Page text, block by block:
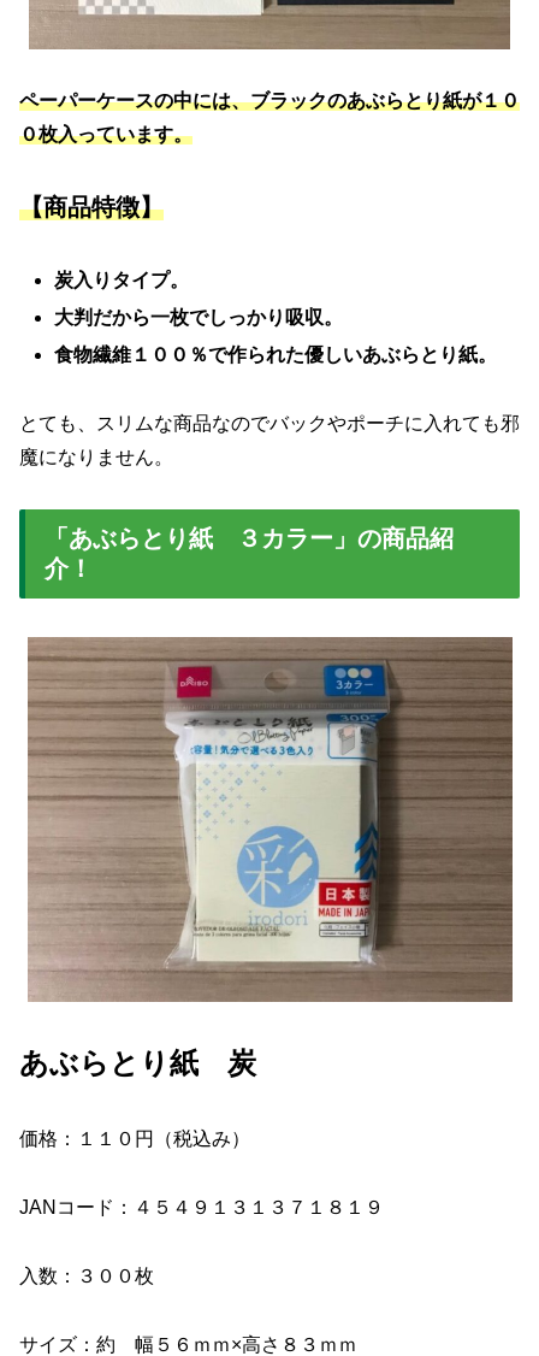
ペーパーケースの中には、ブラックのあぶらとり紙が１０
０枚入っています。
【商品特徴】
炭入りタイプ。
大判だから一枚でしっかり吸収。
食物繊維１００％で作られた優しいあぶらとり紙。
とても、スリムな商品なのでバックやポーチに入れても邪
魔になりません。
「あぶらとり紙 ３カラー」の商品紹
介！
あぶらとり紙 炭
価格：１１０円（税込み）
JANコード：４５４９１３１３７１８１９
入数：３００枚
サイズ：約 幅５６ｍｍ×高さ８３ｍｍ